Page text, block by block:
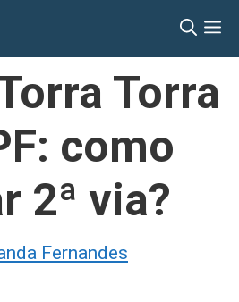
Torra
como
2ª via?
Fernandes